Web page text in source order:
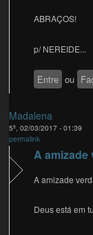
ABRAÇOS!
p/ NEREIDE...
Entre ou
Madalena
5ª, 02/03/2017 - 01:39
permalink
A amizade
A amizade
Deus está em